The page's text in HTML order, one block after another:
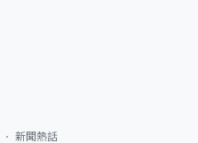
新聞熱話